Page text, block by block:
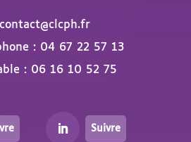
: 04 67 22 57 13
: 06 16 10 52 75
Suivre